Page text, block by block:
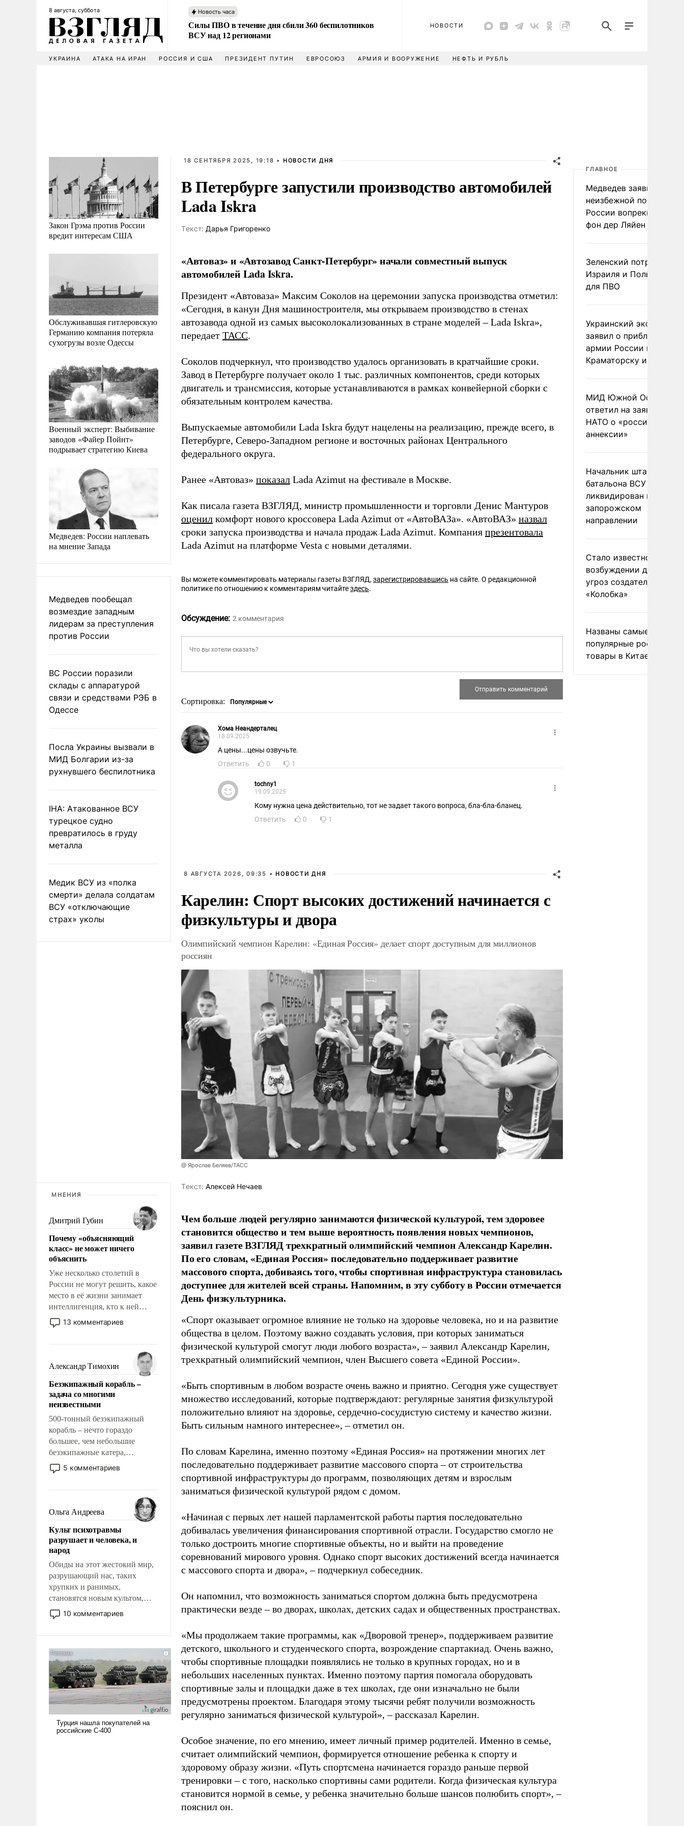
8 августа, суббота Новость часа
Силы ПВО в течение дня сбили 360 беспилотников
ВСУ над 12 регионами
НОВОСТИ
УКРАИНА АТАКА НА ИРАН РОССИЯ И США ПРЕЗИДЕНТ ПУТИН ЕВРОСОЮЗ АРМИЯ И ВООРУЖЕНИЕ НЕФТЬ И РУБЛЬ
Закон Грэма против России
вредит интересам США
Обслуживавшая гитлеровскую
Германию компания потеряла
сухогрузы возле Одессы
Военный эксперт: Выбивание
заводов «Файер Пойнт»
подрывает стратегию Киева
Медведев: России наплевать
на мнение Запада
Медведев пообещал
возмездие западным
лидерам за преступления
против России
ВС России поразили
склады с аппаратурой
связи и средствами РЭБ в
Одессе
Посла Украины вызвали в
МИД Болгарии из-за
рухнувшего беспилотника
IHA: Атакованное ВСУ
турецкое судно
превратилось в груду
металла
Медик ВСУ из «полка
смерти» делала солдатам
ВСУ «отключающие
страх» уколы
МНЕНИЯ
Дмитрий Губин
Почему «объясняющий
класс» не может ничего
объяснить
Уже несколько столетий в
России не могут решить, какое
место в её жизни занимает
интеллигенция, кто к ней
принадлежит, а кого из неё
исключили с правом
чем она отличается от просто
образованных людей. Иногда
казалось, что эти вопросы
решены раз и навсегда, но –
нет, не решены.
13 комментариев
Александр Тимохин
Безэкипажный корабль –
задача со многими
неизвестными
500-тонный безэкипажный
корабль – нечто гораздо
большее, чем небольшие
безэкипажные катера,
применение которых уже
стало обыденностью. Задача по
сложна и амбициозна. Однако
и ее реализация радикально
поднимет наши боевые
возможности.
5 комментариев
Ольга Андреева
Культ психотравмы
разрушает и человека, и
народ
Обиды на этот жестокий мир,
разрушающий нас, таких
хрупких и ранимых,
становятся новым культом,
постепенно вытесняя и
отменяя традиционное
ударами судьбы, брать на себя
ответственность, помогать
слабым, идти вперед и
адаптироваться.
10 комментариев
18 СЕНТЯБРЯ 2025, 19:18 • НОВОСТИ ДНЯ
В Петербурге запустили производство автомобилей
Lada Iskra
Tекст: Дарья Григоренко
«Автоваз» и «Автозавод Санкт-Петербург» начали совместный выпуск
автомобилей Lada Iskra.
Президент «Автоваза» Максим Соколов на церемонии запуска производства отметил:
«Сегодня, в канун Дня машиностроителя, мы открываем производство в стенах
автозавода одной из самых высоколокализованных в стране моделей – Lada Iskra»,
передает ТАСС.
Соколов подчеркнул, что производство удалось организовать в кратчайшие сроки.
Завод в Петербурге получает около 1 тыс. различных компонентов, среди которых
двигатель и трансмиссия, которые устанавливаются в рамках конвейерной сборки с
обязательным контролем качества.
Выпускаемые автомобили Lada Iskra будут нацелены на реализацию, прежде всего, в
Петербурге, Северо-Западном регионе и восточных районах Центрального
федерального округа.
Ранее «Автоваз» показал Lada Azimut на фестивале в Москве.
Как писала газета ВЗГЛЯД, министр промышленности и торговли Денис Мантуров
оценил комфорт нового кроссовера Lada Azimut от «АвтоВАЗа». «АвтоВАЗ» назвал
сроки запуска производства и начала продаж Lada Azimut. Компания презентовала
Lada Azimut на платформе Vesta с новыми деталями.
Вы можете комментировать материалы газеты ВЗГЛЯД, зарегистрировавшись на сайте. О редакционной
политике по отношению к комментариям читайтездесь.
Обсуждение: 2 комментария
Сортировка:
Хома Неандерталец
18.09.2025
А цены...цены озвучьте.
Ответить
0 1
tochny1
19.09.2025
Кому нужна цена действительно, тот не задает такого вопроса, бла-бла-бланец.
Ответить
0 1
8 АВГУСТА 2026, 09:35 • НОВОСТИ ДНЯ
Карелин: Спорт высоких достижений начинается с
физкультуры и двора
Олимпийский чемпион Карелин: «Единая Россия» делает спорт доступным для миллионов
россиян
@ Ярослав Беляев/ТАСС
Tекст: Алексей Нечаев
Чем больше людей регулярно занимаются физической культурой, тем здоровее
становится общество и тем выше вероятность появления новых чемпионов,
заявил газете ВЗГЛЯД трехкратный олимпийский чемпион Александр Карелин.
По его словам, «Единая Россия» последовательно поддерживает развитие
массового спорта, добиваясь того, чтобы спортивная инфраструктура становилась
доступнее для жителей всей страны. Напомним, в эту субботу в России отмечается
День физкультурника.
«Спорт оказывает огромное влияние не только на здоровье человека, но и на развитие
общества в целом. Поэтому важно создавать условия, при которых заниматься
физической культурой смогут люди любого возраста», – заявил Александр Карелин,
трехкратный олимпийский чемпион, член Высшего совета «Единой России».
«Быть спортивным в любом возрасте очень важно и приятно. Сегодня уже существует
множество исследований, которые подтверждают: регулярные занятия физкультурой
положительно влияют на здоровье, сердечно-сосудистую систему и качество жизни.
Быть сильным намного интереснее», – отметил он.
По словам Карелина, именно поэтому «Единая Россия» на протяжении многих лет
последовательно поддерживает развитие массового спорта – от строительства
спортивной инфраструктуры до программ, позволяющих детям и взрослым
заниматься физической культурой рядом с домом.
«Начиная с первых лет нашей парламентской работы партия последовательно
добивалась увеличения финансирования спортивной отрасли. Государство смогло не
только достроить многие спортивные объекты, но и выйти на проведение
соревнований мирового уровня. Однако спорт высоких достижений всегда начинается
с массового спорта и двора», – подчеркнул собеседник.
Он напомнил, что возможность заниматься спортом должна быть предусмотрена
практически везде – во дворах, школах, детских садах и общественных пространствах.
«Мы продолжаем такие программы, как «Дворовой тренер», поддерживаем развитие
детского, школьного и студенческого спорта, возрождение спартакиад. Очень важно,
чтобы спортивные площадки появлялись не только в крупных городах, но и в
небольших населенных пунктах. Именно поэтому партия помогала оборудовать
спортивные залы и площадки даже в тех школах, где они изначально не были
предусмотрены проектом. Благодаря этому тысячи ребят получили возможность
регулярно заниматься физической культурой», – рассказал Карелин.
Особое значение, по его мнению, имеет личный пример родителей. Именно в семье,
считает олимпийский чемпион, формируется отношение ребенка к спорту и
здоровому образу жизни. «Путь спортсмена начинается гораздо раньше первой
тренировки – с того, насколько спортивны сами родители. Когда физическая культура
становится нормой в семье, у ребенка значительно больше шансов полюбить спорт», –
пояснил он.
ГЛАВНОЕ
Медведев заявил о
неизбежной победе
России вопреки словам
фон дер Ляйен
Зеленский потребовал
Израиля и Польши
для ПВО
Украинский эксперт
заявил о приближении
армии России к
Краматорску и
МИД Южной Осетии
ответил на заявления
НАТО о «российской
аннексии»
Начальник штаба
батальона ВСУ
ликвидирован на
запорожском
направлении
Стало известно о
возбуждении дела из-
угроз создателям
«Колобка»
Названы самые
популярные российские
товары в Китае